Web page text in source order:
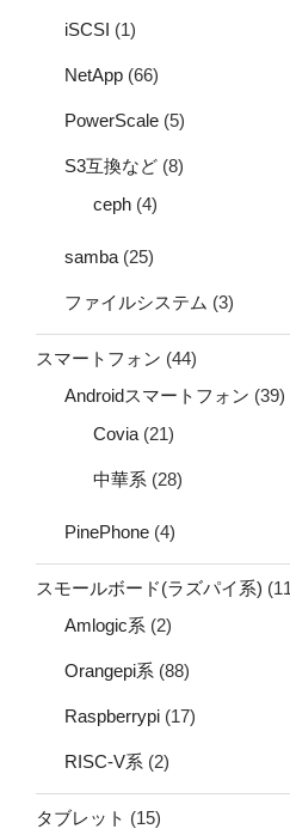
iSCSI (1)
NetApp (66)
PowerScale (5)
S3互換など (8)
ceph (4)
samba (25)
ファイルシステム (3)
スマートフォン (44)
Androidスマートフォン (39)
Covia (21)
中華系 (28)
PinePhone (4)
スモールボード(ラズパイ系)
Amlogic系 (2)
Orangepi系 (88)
Raspberrypi (17)
RISC-V系 (2)
タブレット (15)